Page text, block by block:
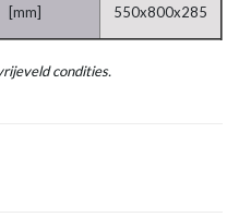
[mm] 550x800x285
condities.